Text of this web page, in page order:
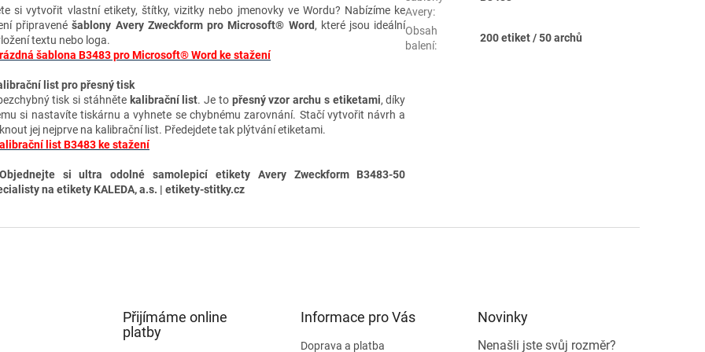
si vytvořit vlastní etikety, štítky, vizitky nebo jmenovky ve Wordu? Nabízíme ke
připravenéšablony Avery Zweckform pro Microsoft® Word, které jsou ideální
textu nebo loga.
šablona B3483 pro Microsoft® Word ke stažení
list pro přesný tisk
tisk si stáhněte kalibrační list. Je to přesný vzor archu s etiketami, díky
si nastavíte tiskárnu a vyhnete se chybnému zarovnání. Stačí vytvořit návrh a
jej nejprve na kalibrační list. Předejdete tak plýtvání etiketami.
list B3483 ke stažení
Objednejte si ultra odolné samolepicí etikety Avery Zweckform B3483-50
na etikety KALEDA, a.s. | etikety-stitky.cz
Avery:
Obsah
balení:
200 etiket / 50 archů
Přijímáme online
platby
Informace pro Vás
Doprava a platba
Novinky
Nenašli jste svůj rozměr?